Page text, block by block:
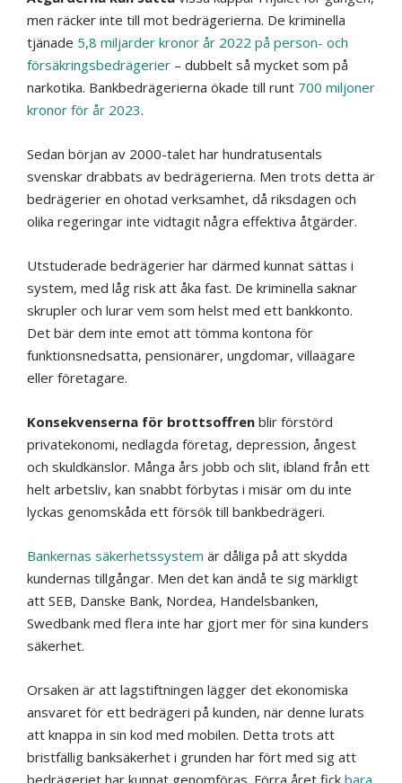
men räcker inte till mot bedrägerierna. De kriminella
tjänade 5,8 miljarder kronor år 2022 på person- och
försäkringsbedrägerier – dubbelt så mycket som på
narkotika. Bankbedrägerierna ökade till runt 700 miljoner
kronor för år 2023.
Sedan början av 2000-talet har hundratusentals
svenskar drabbats av bedrägerierna. Men trots detta är
bedrägerier en ohotad verksamhet, då riksdagen och
olika regeringar inte vidtagit några effektiva åtgärder.
Utstuderade bedrägerier har därmed kunnat sättas i
system, med låg risk att åka fast. De kriminella saknar
skrupler och lurar vem som helst med ett bankkonto.
Det bär dem inte emot att tömma kontona för
funktionsnedsatta, pensionärer, ungdomar, villa­ägare
eller företagare.
Konsekvenserna för brottsoffren blir förstörd
privatekonomi, nedlagda företag, depression, ångest
och skuldkänslor. Många års jobb och slit, ibland från ett
helt arbetsliv, kan snabbt förbytas i misär om du inte
lyckas genomskåda ett försök till bankbedrägeri.
Bankernas säkerhetssystem är dåliga på att skydda
kundernas tillgångar. Men det kan ändå te sig märkligt
att SEB, Danske Bank, Nordea, Handelsbanken,
Swedbank med flera inte har gjort mer för sina kunders
säkerhet.
Orsaken är att lagstiftningen lägger det ekonomiska
ansvaret för ett bedrägeri på kunden, när denne lurats
att knappa in sin kod med mobilen. Detta trots att
bristfällig banksäkerhet i grunden har fört med sig att